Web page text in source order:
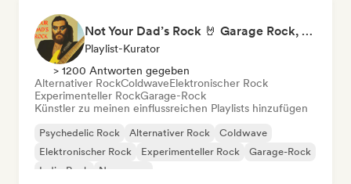
Not Your Dad’s Rock 🤘 Garage Rock, Alt-Rock & Indie Anthems
Playlist-Kurator
> 1200 Antworten gegeben
Alternativer RockColdwaveElektronischer Rock
Experimenteller RockGarage-Rock
Künstler zu meinen einflussreichen Playlists hinzufügen
Psychedelic Rock Alternativer Rock
Coldwave
Elektronischer Rock
Experimenteller Rock
Garage-Rock
Indie-Rock
New wave